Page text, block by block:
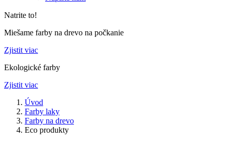
Natrite to!
Miešame farby na drevo na počkanie
Zjistit viac
Ekologické farby
Zjistit viac
Úvod
Farby laky
Farby na drevo
Eco produkty